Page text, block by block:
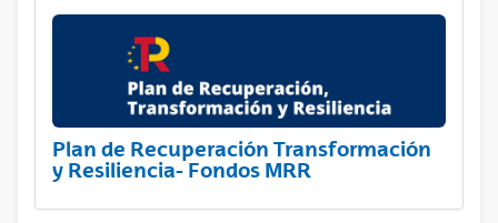
Plan de Recuperación Transformación
y Resiliencia- Fondos MRR